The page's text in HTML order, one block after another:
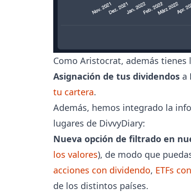
Como Aristocrat, además
Asignación de tus dividendosa
tu cartera.
Además, hemos integrado la
lugares de DivvyDiary:
Nueva opción de filtrado en
los valores), de modo que
acciones con dividendo, ETFs
de los distintos países.